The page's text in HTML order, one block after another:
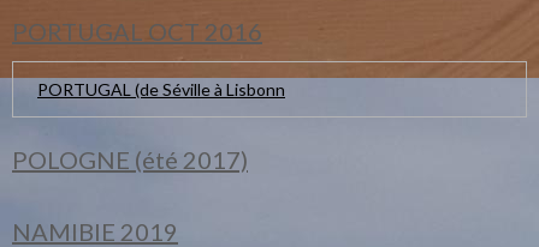
PORTUGAL OCT 2016
PORTUGAL (de Séville à Lisbonn
POLOGNE (été 2017)
NAMIBIE 2019